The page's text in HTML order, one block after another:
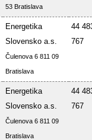
53 Bratislava
Energetika
Slovensko a.s.
Čulenova 6 811 09
Bratislava
44
767
Energetika
Slovensko a.s.
Čulenova 6 811 09
Bratislava
44
767